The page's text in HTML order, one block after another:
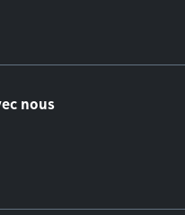
nous